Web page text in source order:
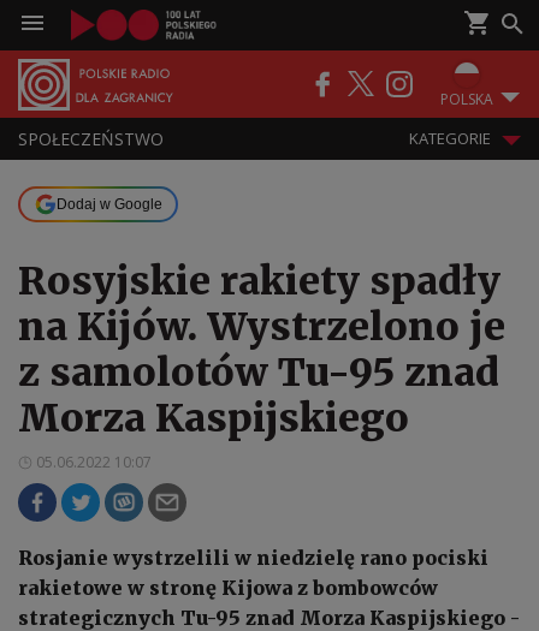
POLSKA
SPOŁECZEŃSTWO KATEGORIE
Dodaj w Google
Rosyjskie rakiety spadły
na Kijów. Wystrzelono je
z samolotów Tu-95 znad
Morza Kaspijskiego
05.06.2022 10:07
Rosjanie wystrzelili w niedzielę rano pociski
rakietowe w stronę Kijowa z bombowców
strategicznych Tu-95 znad Morza Kaspijskiego -